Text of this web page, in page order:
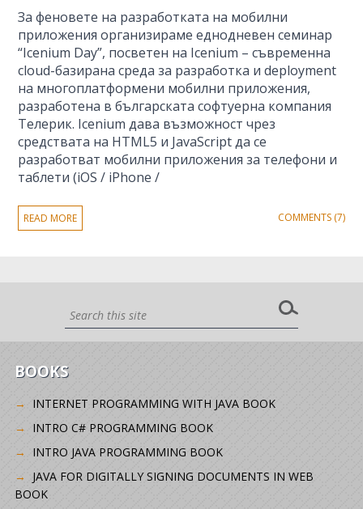
За феновете на разработката на мобилни
приложения организираме еднодневен семинар
“Icenium Day”, посветен на Icenium – съвременна
cloud-базирана среда за разработка и deployment
на многоплатформени мобилни приложения,
разработена в българската софтуерна компания
Телерик. Icenium дава възможност чрез
средствата на HTML5 и JavaScript да се
разработват мобилни приложения за телефони и
таблети (iOS / iPhone /
READ MORE COMMENTS (7)
BOOKS
INTERNET PROGRAMMING WITH JAVA BOOK
INTRO C# PROGRAMMING BOOK
INTRO JAVA PROGRAMMING BOOK
JAVA FOR DIGITALLY SIGNING DOCUMENTS IN WEB
BOOK